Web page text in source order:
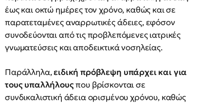
έως και οκτώ ημέρες τον χρόνο, καθώς και σε
παρατεταμένες αναρρωτικές άδειες, εφόσον
συνοδεύονται από τις προβλεπόμενες ιατρικές
γνωματεύσεις και αποδεικτικά νοσηλείας.
Παράλληλα,ειδική πρόβλεψη υπάρχει και για
τους υπαλλήλουςπου βρίσκονται σε
συνδικαλιστική άδεια ορισμένου χρόνου, καθώς